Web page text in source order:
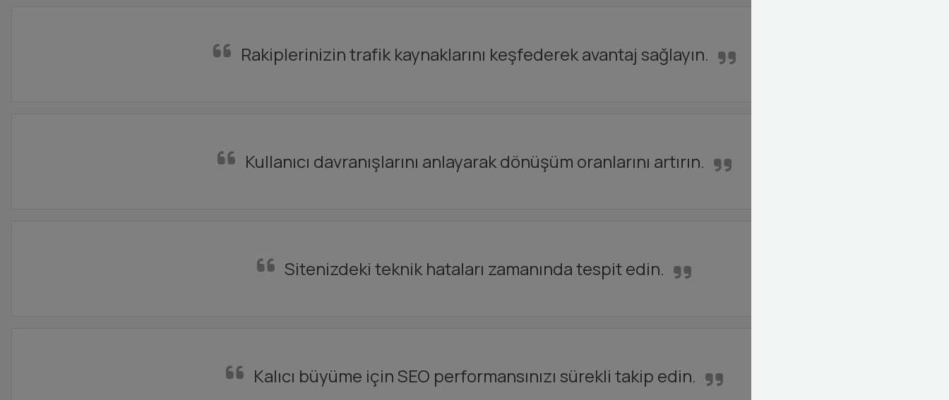
Rakiplerinizin trafik kaynaklarını keşfederek avantaj sağlayın.
Kullanıcı davranışlarını anlayarak dönüşüm oranlarını artırın.
Sitenizdeki teknik hataları zamanında tespit edin.
Kalıcı büyüme için SEO performansınızı sürekli takip edin.